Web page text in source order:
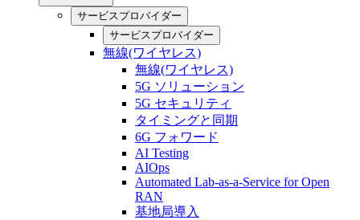
サービスプロバイダー
サービスプロバイダー
無線(ワイヤレス)
無線(ワイヤレス)
5G ソリューション
5G セキュリティ
タイミングと同期
6G フォワード
AI Testing
AIOps
Automated Lab-as-a-Service for Open
RAN
基地局導入